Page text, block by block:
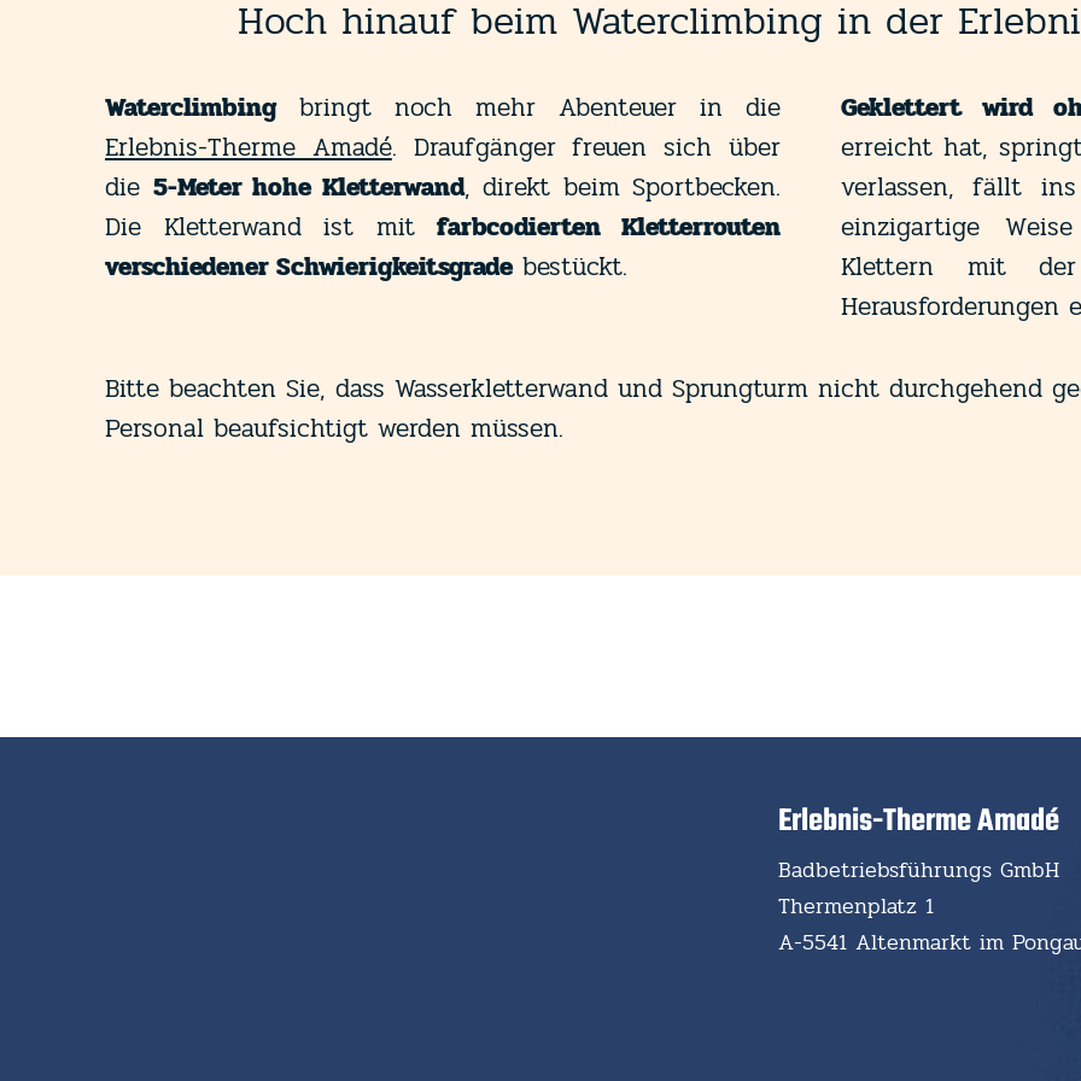
Hoch hinauf beim Waterclimbing in der
Waterclimbingbringt noch mehr Abenteuer in die
Erlebnis-Therme Amadé. Draufgänger freuen sich über
die 5-Meter hohe Kletterwand, direkt beim Sportbecken.
Die Kletterwand ist mitfarbcodierten Kletterrouten
verschiedener Schwierigkeitsgradebestückt.
Geklettert wird
erreicht hat,
verlassen, fällt
einzigartige
Klettern mit
Herausforderungen
Bitte beachten Sie, dass Wasserkletterwand und Sprungturm nicht durchgehend
Personal beaufsichtigt werden müssen.
Erlebnis-Therme Amadé
Badbetriebsführungs GmbH
Thermenplatz 1
A-5541 Altenmarkt im